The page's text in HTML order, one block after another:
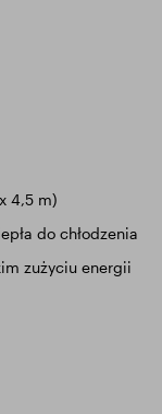
4,5 m)
do chłodzenia
zużyciu energii